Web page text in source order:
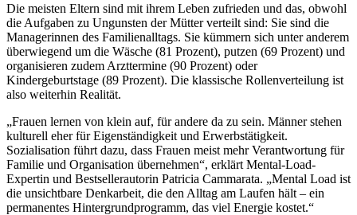
Die meisten Eltern sind mit ihrem Leben zufrieden und das, obwohl
die Aufgaben zu Ungunsten der Mütter verteilt sind: Sie sind die
Managerinnen des Familienalltags. Sie kümmern sich unter anderem
überwiegend um die Wäsche (81 Prozent), putzen (69 Prozent) und
organisieren zudem Arzttermine (90 Prozent) oder
Kindergeburtstage (89 Prozent). Die klassische Rollenverteilung ist
also weiterhin Realität.
„Frauen lernen von klein auf, für andere da zu sein. Männer stehen
kulturell eher für Eigenständigkeit und Erwerbstätigkeit.
Sozialisation führt dazu, dass Frauen meist mehr Verantwortung für
Familie und Organisation übernehmen“, erklärt Mental-Load-
Expertin und Bestsellerautorin Patricia Cammarata. „Mental Load ist
die unsichtbare Denkarbeit, die den Alltag am Laufen hält – ein
permanentes Hintergrundprogramm, das viel Energie kostet.“